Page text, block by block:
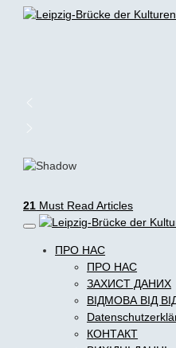
21 Must Read Articles
ПРО НАС
ПРО НАС
ЗАХИСТ ДАНИХ
ВІДМОВА ВІД
КОНТАКТ